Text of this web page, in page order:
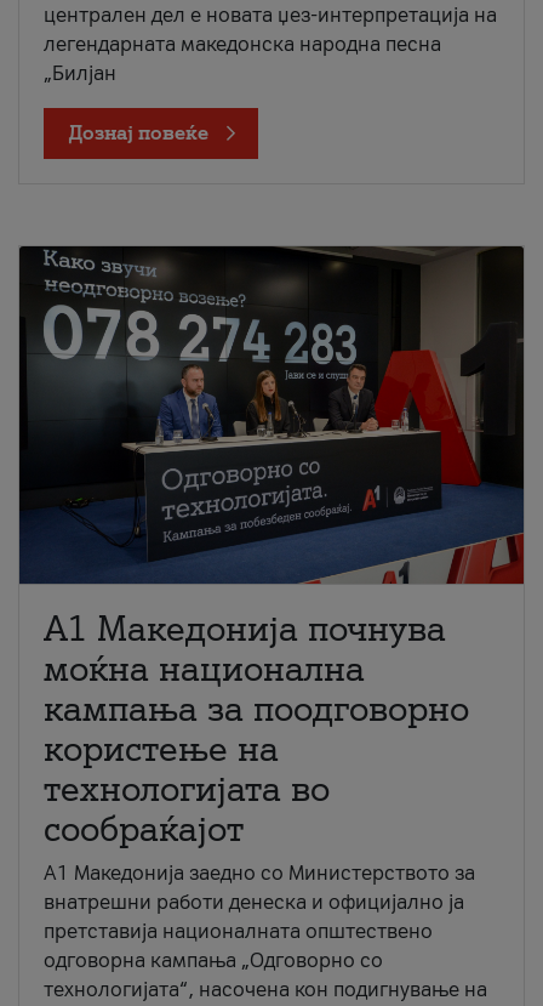
централен дел е новата џез-интерпретација на
легендарната македонска народна песна
„Билјан
Дознај повеќе
A1 Македонија почнува
моќна национална
кампања за поодговорно
користење на
технологијата во
сообраќајот
A1 Македонија заедно со Министерството за
внатрешни работи денеска и официјално ја
претставија националната општествено
одговорна кампања „Одговорно со
технологијата“, насочена кон подигнување на